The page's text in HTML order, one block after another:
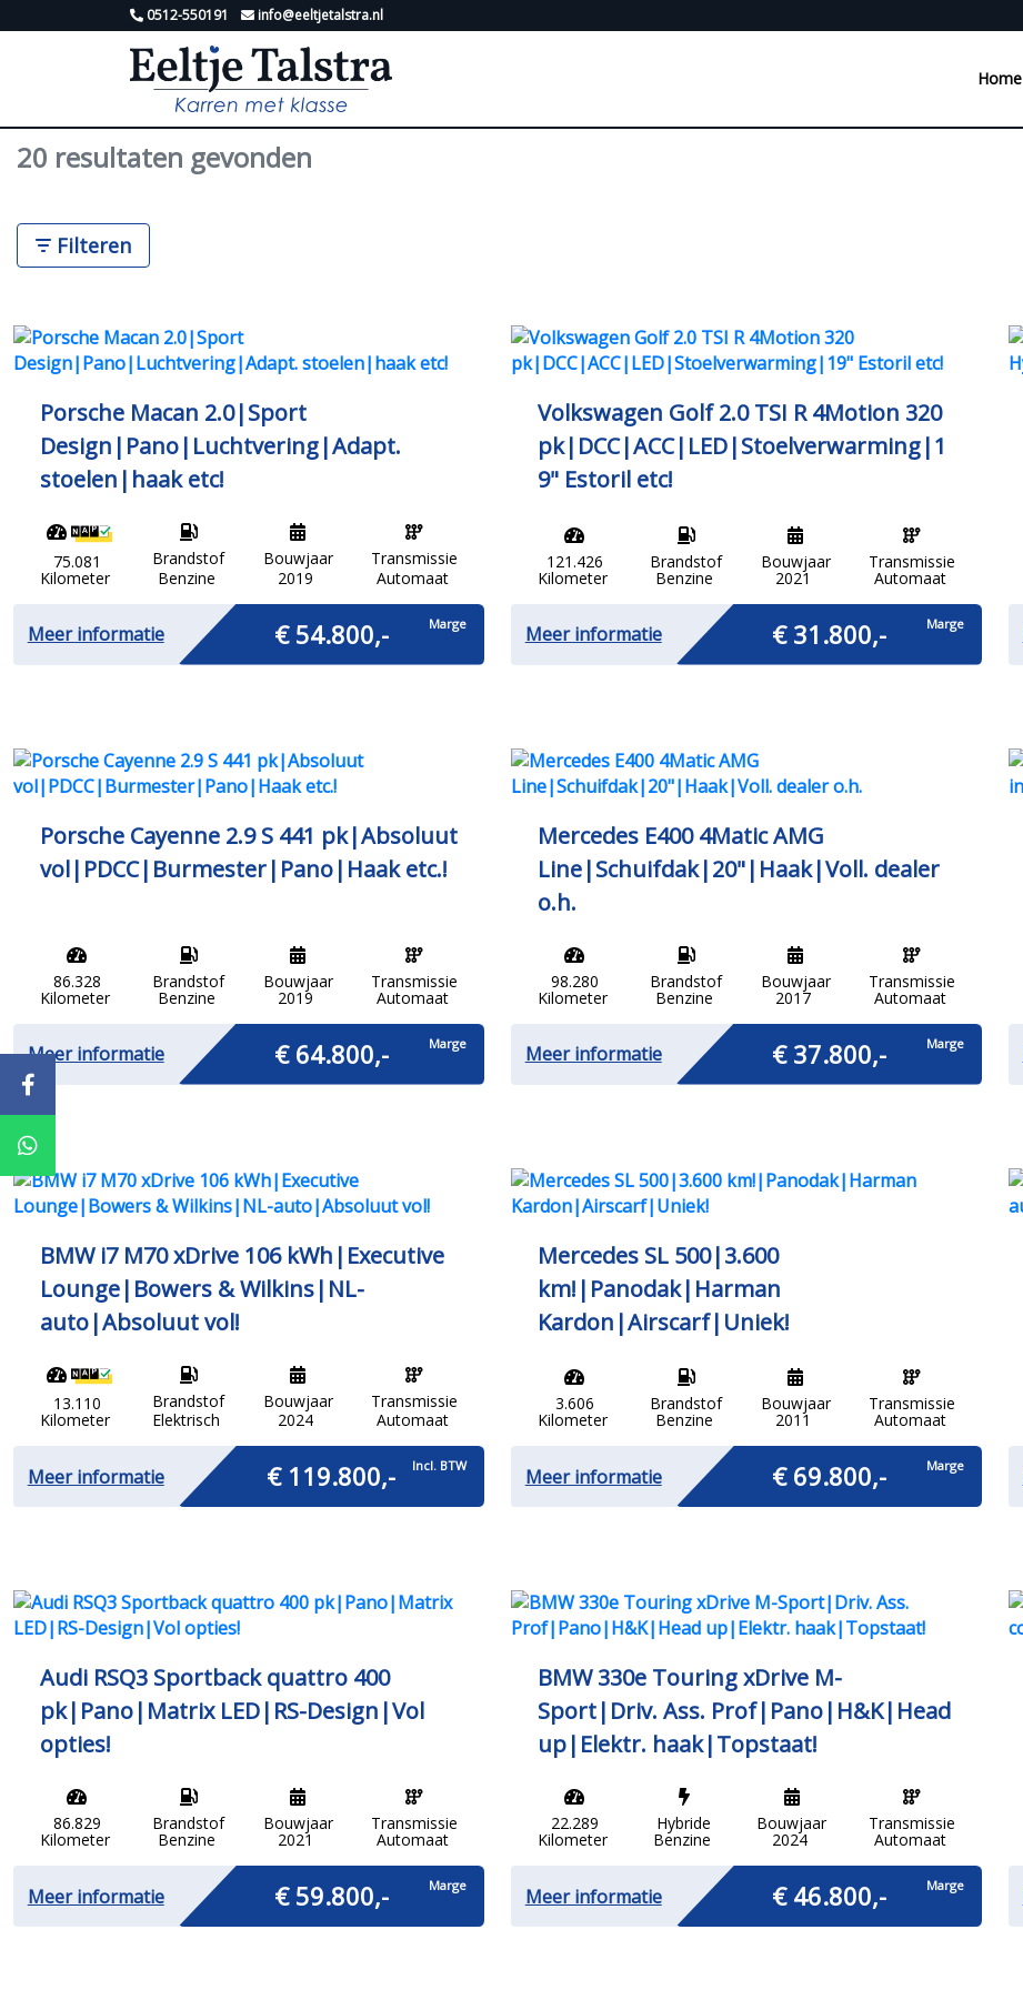
0512-550191 info@eeltjetalstra.nl
Home
20 resultaten gevonden
Filteren
Porsche Macan 2.0|Sport
Design|Pano|Luchtvering|Adapt.
stoelen|haak etc!
75.081
Kilometer
Brandstof
Benzine
Bouwjaar
2019
Transmissie
Automaat
Meer informatie € 54.800,- Marge
Volkswagen Golf 2.0 TSI R 4Motion 320
pk|DCC|ACC|LED|Stoelverwarming|1
9" Estoril etc!
121.426
Kilometer
Brandstof
Benzine
Bouwjaar
2021
Transmissie
Automaat
Meer informatie € 31.800,- Marge
Porsche Cayenne 2.9 S 441 pk|Absoluut
vol|PDCC|Burmester|Pano|Haak etc.!
86.328
Kilometer
Brandstof
Benzine
Bouwjaar
2019
Transmissie
Automaat
Meer informatie € 64.800,- Marge
Mercedes E400 4Matic AMG
Line|Schuifdak|20"|Haak|Voll. dealer
o.h.
98.280
Kilometer
Brandstof
Benzine
Bouwjaar
2017
Transmissie
Automaat
Meer informatie € 37.800,- Marge
BMW i7 M70 xDrive 106 kWh|Executive
Lounge|Bowers & Wilkins|NL-
auto|Absoluut vol!
13.110
Kilometer
Brandstof
Elektrisch
Bouwjaar
2024
Transmissie
Automaat
Meer informatie € 119.800,- Incl. BTW
Mercedes SL 500|3.600
km!|Panodak|Harman
Kardon|Airscarf|Uniek!
3.606
Kilometer
Brandstof
Benzine
Bouwjaar
2011
Transmissie
Automaat
Meer informatie € 69.800,- Marge
Audi RSQ3 Sportback quattro 400
pk|Pano|Matrix LED|RS-Design|Vol
opties!
86.829
Kilometer
Brandstof
Benzine
Bouwjaar
2021
Transmissie
Automaat
Meer informatie € 59.800,- Marge
BMW 330e Touring xDrive M-
Sport|Driv. Ass. Prof|Pano|H&K|Head
up|Elektr. haak|Topstaat!
22.289
Kilometer
Hybride
Benzine
Bouwjaar
2024
Transmissie
Automaat
Meer informatie € 46.800,- Marge